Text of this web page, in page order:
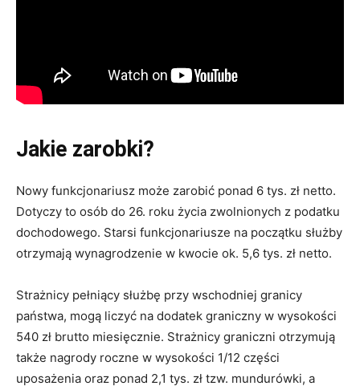
Jakie zarobki?
Nowy funkcjonariusz może zarobić ponad 6 tys. zł netto.
Dotyczy to osób do 26. roku życia zwolnionych z podatku
dochodowego. Starsi funkcjonariusze na początku służby
otrzymają wynagrodzenie w kwocie ok. 5,6 tys. zł netto.
Strażnicy pełniący służbę przy wschodniej granicy
państwa, mogą liczyć na dodatek graniczny w wysokości
540 zł brutto miesięcznie. Strażnicy graniczni otrzymują
także nagrody roczne w wysokości 1/12 części
uposażenia oraz ponad 2,1 tys. zł tzw. mundurówki, a